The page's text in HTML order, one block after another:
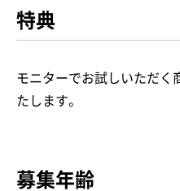
特典
モニターでお試しいただく
たします。
募集年齢